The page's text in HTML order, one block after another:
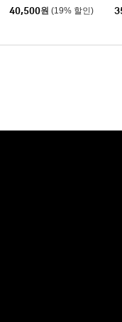
ho Shagged Me) [컬러
LP]
40,500원 (19% 할인)